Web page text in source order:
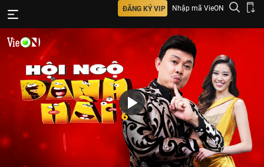
ĐĂNG KÝ VIP Nhập mã VieON